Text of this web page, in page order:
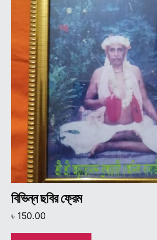
বিভিন্ন ছবির ফ্রেম
৳ 150.00